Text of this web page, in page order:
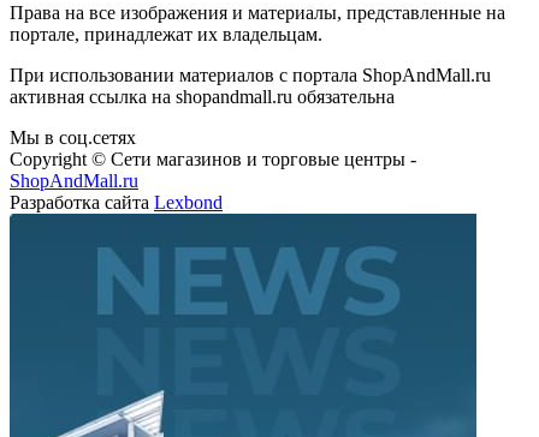
Права на все изображения и материалы, представленные на
портале, принадлежат их владельцам.
При использовании материалов с портала ShopAndMall.ru
активная ссылка на shopandmall.ru обязательна
Мы в соц.сетях
Copyright © Сети магазинов и торговые центры -
ShopAndMall.ru
Разработка сайта Lexbond